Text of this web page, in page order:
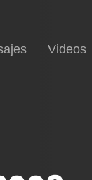
Videos